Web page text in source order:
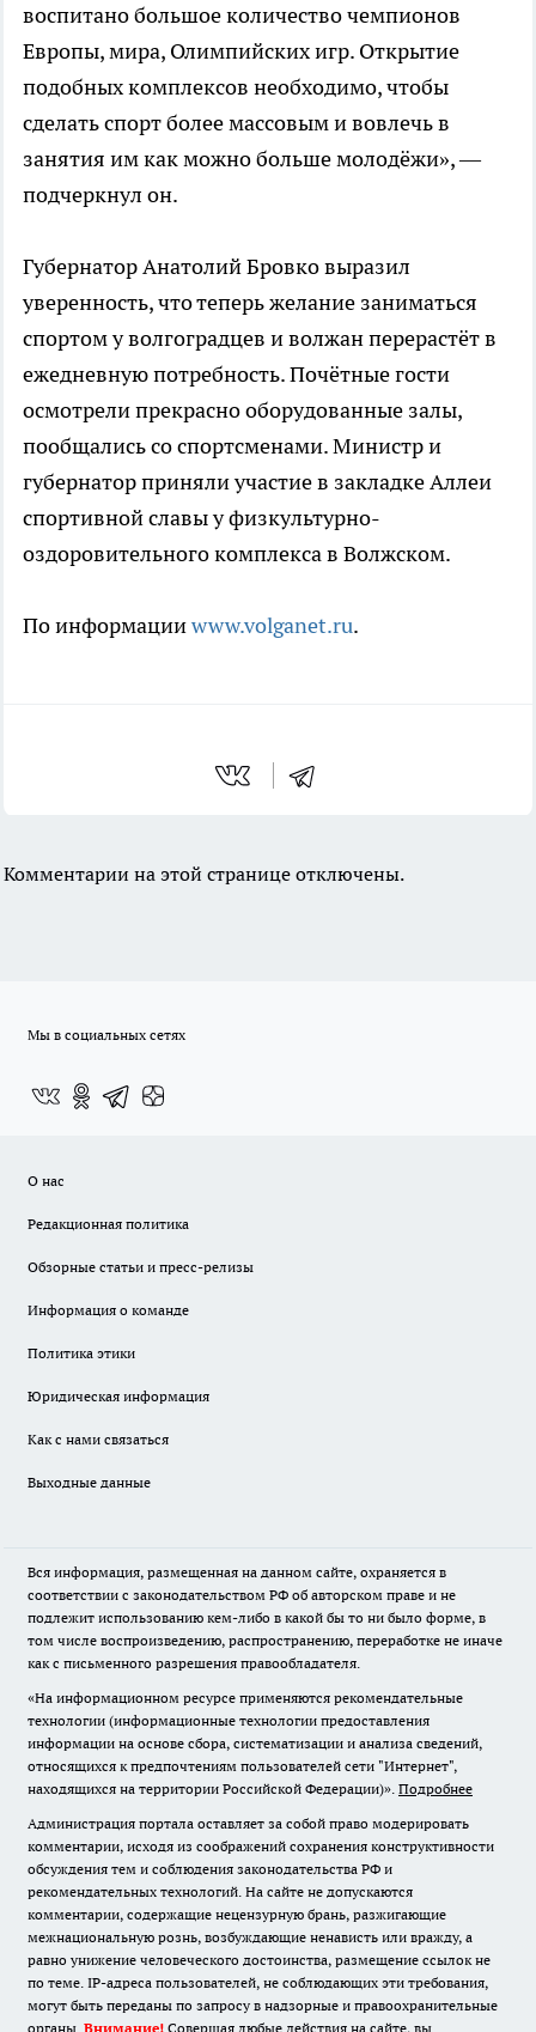
воспитано большое количество чемпионов
Европы, мира, Олимпийских игр. Открытие
подобных комплексов необходимо, чтобы
сделать спорт более массовым и вовлечь в
занятия им как можно больше молодёжи», —
подчеркнул он.
Губернатор Анатолий Бровко выразил
уверенность, что теперь желание заниматься
спортом у волгоградцев и волжан перерастёт в
ежедневную потребность. Почётные гости
осмотрели прекрасно оборудованные залы,
пообщались со спортсменами. Министр и
губернатор приняли участие в закладке Аллеи
спортивной славы у физкультурно-
оздоровительного комплекса в Волжском.
По информацииwww.volganet.ru.
Комментарии на этой странице отключены.
Мы в социальных сетях
О нас
Редакционная политика
Обзорные статьи и пресс-релизы
Информация о команде
Политика этики
Юридическая информация
Как с нами связаться
Выходные данные
Вся информация, размещенная на данном сайте, охраняется в
соответствии с законодательством РФ об авторском праве и не
подлежит использованию кем-либо в какой бы то ни было форме, в
том числе воспроизведению, распространению, переработке не иначе
как с письменного разрешения правообладателя.
«На информационном ресурсе применяются рекомендательные
технологии (информационные технологии предоставления
информации на основе сбора, систематизации и анализа сведений,
относящихся к предпочтениям пользователей сети "Интернет",
находящихся на территории Российской Федерации)». Подробнее
Администрация портала оставляет за собой право модерировать
комментарии, исходя из соображений сохранения конструктивности
обсуждения тем и соблюдения законодательства РФ и
рекомендательных технологий. На сайте не допускаются
комментарии, содержащие нецензурную брань, разжигающие
межнациональную рознь, возбуждающие ненависть или вражду, а
равно унижение человеческого достоинства, размещение ссылок не
по теме. IP-адреса пользователей, не соблюдающих эти требования,
могут быть переданы по запросу в надзорные и правоохранительные
органы. Внимание! Совершая любые действия на сайте, вы